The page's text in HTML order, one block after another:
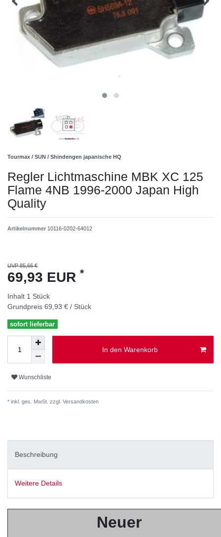
Tourmax / SUN / Shindengen japanische HQ
Regler Lichtmaschine MBK XC 125
Flame 4NB 1996-2000 Japan High
Quality
Artikelnummer 10116-0202-64012
UVP 85,66 €
69,93 EUR *
Inhalt 1 Stück
Grundpreis 69,93 € / Stück
sofort lieferbar
In den Warenkorb
Wunschliste
* inkl. ges. MwSt. zzgl. Versandkosten
Beschreibung
Weitere Details
Neuer